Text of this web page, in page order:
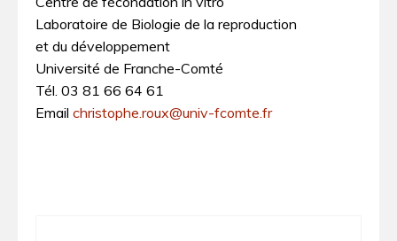
Laboratoire de Biologie de la reproduction
et du développement
Université de Franche-Comté
Tél. 03 81 66 64 61
Email christophe.roux@univ-fcomte.fr